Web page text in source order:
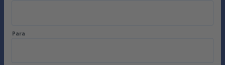
Para